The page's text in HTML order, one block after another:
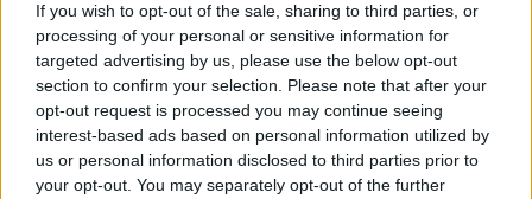
If you wish to opt-out of the sale, sharing to third parties, or
processing of your personal or sensitive information for
targeted advertising by us, please use the below opt-out
section to confirm your selection. Please note that after your
opt-out request is processed you may continue seeing
interest-based ads based on personal information utilized by
us or personal information disclosed to third parties prior to
your opt-out. You may separately opt-out of the further
Met de verwerving van een belang in Bierothek Group GmbH
in september 2023 heeft de bekende Bambergse
speciaalbierretailer Bierothek®de Haus Cramer Group, bekend
van zijn Warsteiner bier, weten te overtuigen als strategische
partner voor de verdere ontwikkeling van het bedrijf. De
verdere uitbouw van de digitale online marktplaats voor
grensoverschrijdende directe verkoop staat in het middelpunt
van het gezamenlijke belang.